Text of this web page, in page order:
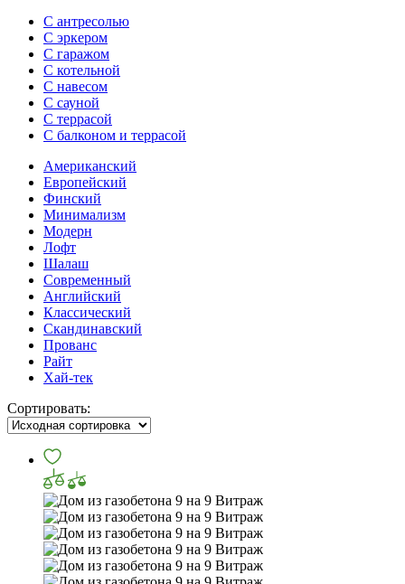
С антресолью
С эркером
С гаражом
С котельной
С навесом
С сауной
С террасой
С балконом и террасой
Американский
Европейский
Финский
Минимализм
Модерн
Лофт
Шалаш
Современный
Английский
Классический
Скандинавский
Прованс
Райт
Хай-тек
Сортировать: